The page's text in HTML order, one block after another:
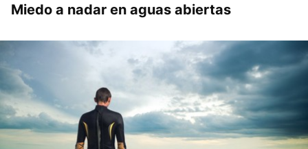
Miedo a nadar en aguas abiertas